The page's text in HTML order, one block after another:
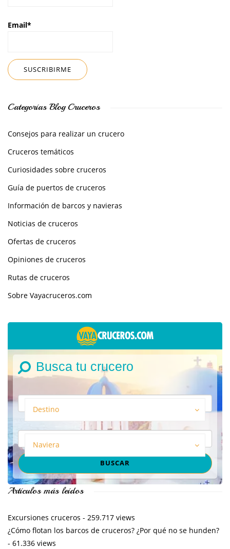
Email*
Categorías Blog Cruceros
Consejos para realizar un crucero
Cruceros temáticos
Curiosidades sobre cruceros
Guía de puertos de cruceros
Información de barcos y navieras
Noticias de cruceros
Ofertas de cruceros
Opiniones de cruceros
Rutas de cruceros
Sobre Vayacruceros.com
Busca tu crucero
Destino
Naviera
Artículos más leídos
Excursiones cruceros - 259.717 views
¿Cómo flotan los barcos de cruceros? ¿Por qué no se hunden?
- 61.336 views